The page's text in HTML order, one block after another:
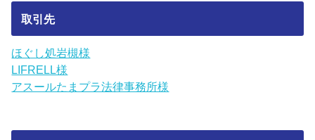
取引先
ほぐし処岩槻様
LIFRELL様
アスールたまプラ法律事務所様